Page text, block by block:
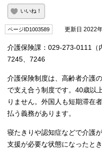
いいね！
ページID1003589 更新日 2022
介護保険課：029-273-0111（
7245、7246
介護保険制度は、高齢者介護
で支え合う制度です。40歳以
りません。外国人も短期滞在
払う義務があります。
寝たきりや認知症などで介護
支援が必要な状態になったと